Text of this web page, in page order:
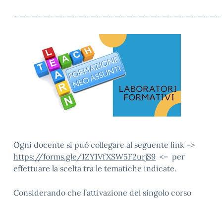
Ogni docente si può collegare al seguente link –>
https://forms.gle/1ZY1VfXSW5F2urjS9 <– per
effettuare la scelta tra le tematiche indicate.
Considerando che l’attivazione del singolo corso